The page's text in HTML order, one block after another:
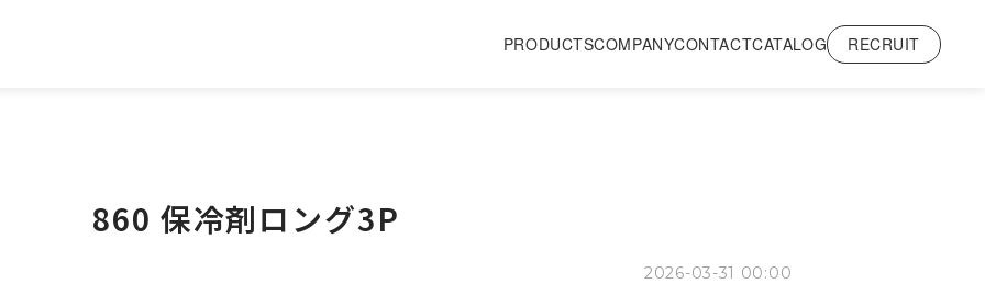
PRODUCTSCOMPANYCONTACTCATALOG RECRUIT
860 保冷剤ロング3P
2026-03-31 00:00